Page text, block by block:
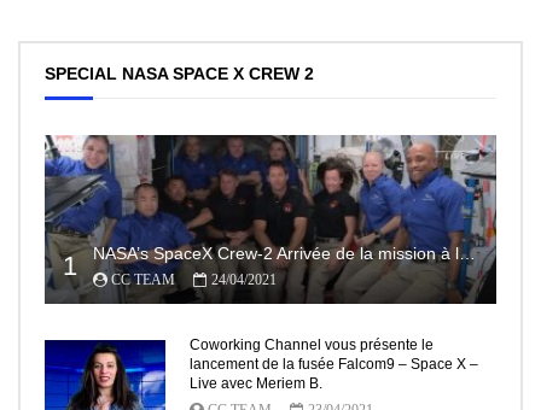
SPECIAL NASA SPACE X CREW 2
1 NASA’s SpaceX Crew-2 Arrivée de la mission à la Station Spatiale Internationale Partie2
CC TEAM 24/04/2021
Coworking Channel vous présente le
lancement de la fusée Falcom9 – Space X –
Live avec Meriem B.